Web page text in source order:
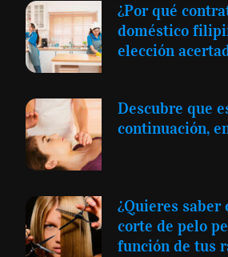
¿Por qué
doméstico
elección
Descubre que
continuación,
¿Quieres
corte de pelo
función de tus